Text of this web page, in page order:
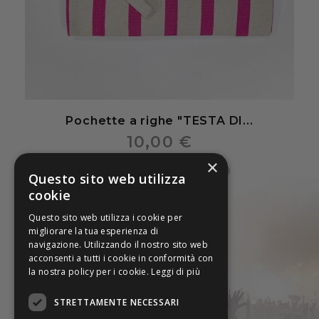
Pochette a righe "TESTA DI...
10,00 €
×
Questo sito web utilizza
cookie
Questo sito web utilizza i cookie per
migliorare la tua esperienza di
navigazione. Utilizzando il nostro sito web
acconsenti a tutti i cookie in conformità con
la nostra policy per i cookie. Leggi di più
STRETTAMENTE NECESSARI